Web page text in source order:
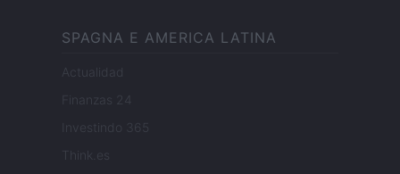
SPAGNA E AMERICA LATINA
Actualidad
Finanzas 24
Investindo 365
Think.es